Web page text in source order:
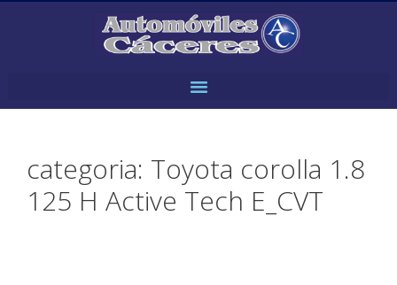
categoria: Toyota corolla 1.8
125 H Active Tech E_CVT